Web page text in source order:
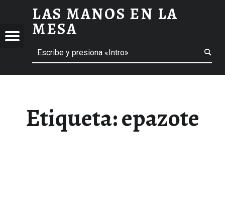
EPAZOTE ARCHIVOS - LAS MANOS EN LA MESA
LAS MANOS EN LA
MESA
Menú Buscar
Etiqueta:epazote